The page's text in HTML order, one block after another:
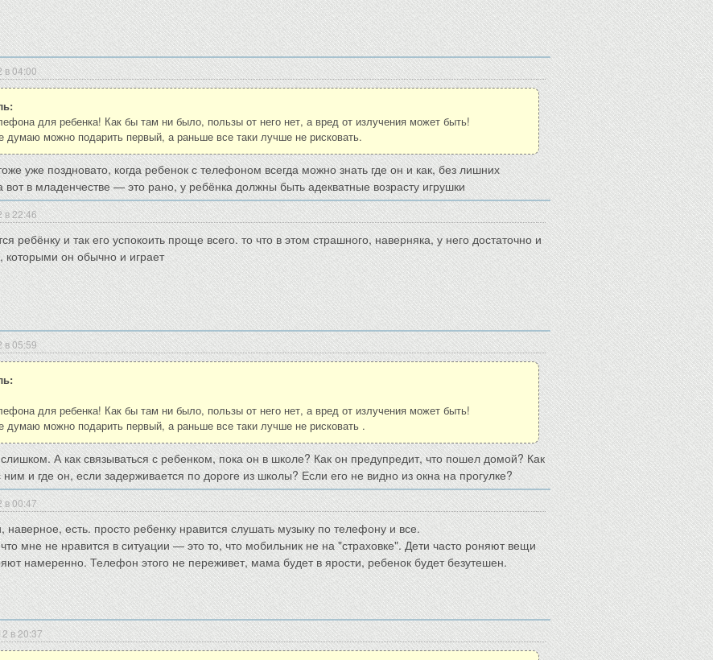
в 04:00
для ребенка! Как бы там ни было, пользы от него нет, а вред от излучения может быть!
думаю можно подарить первый, а раньше все таки лучше не рисковать.
уже поздновато, когда ребенок с телефоном всегда можно знать где он и как, без лишних
вот в младенчестве — это рано, у ребёнка должны быть адекватные возрасту игрушки
в 22:46
ребёнку и так его успокоить проще всего. то что в этом страшного, наверняка, у него достаточно и
которыми он обычно и играет
в 05:59
для ребенка! Как бы там ни было, пользы от него нет, а вред от излучения может быть!
думаю можно подарить первый, а раньше все таки лучше не рисковать .
А как связываться с ребенком, пока он в школе? Как он предупредит, что пошел домой? Как
ним и где он, если задерживается по дороге из школы? Если его не видно из окна на прогулке?
в 00:47
наверное, есть. просто ребенку нравится слушать музыку по телефону и все.
мне не нравится в ситуации — это то, что мобильник не на "страховке". Дети часто роняют вещи
намеренно. Телефон этого не переживет, мама будет в ярости, ребенок будет безутешен.
в 20:37